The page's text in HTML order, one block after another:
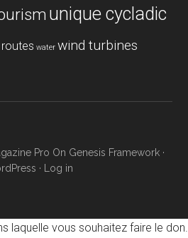
unique cycladic
water wind turbines
Pro On Genesis Framework·
· Log in
laquelle vous souhaitez faire le don.